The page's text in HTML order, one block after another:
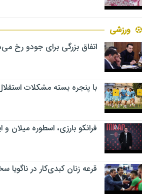
ورزشی
اتفاق بزرگی برای جودو رخ
با پنجره بسته مشکلات
فرانکو بارزی، اسطوره میلان و
قرعه زنان کبدی‌کار در ناگویا